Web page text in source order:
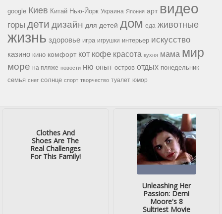
google Киев Китай Нью-Йорк Украина Япония арт видео
горы дети дизайн для детей дом еда животные
жизнь здоровье игра игрушки интерьер искусство
казино кино комфорт кот кофе красота кухня мама мир
море на пляже новости ню опыт остров отдых понедельник
семья снег солнце спорт творчество туалет юмор